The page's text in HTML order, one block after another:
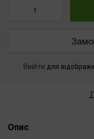
Ввійти для
Опис